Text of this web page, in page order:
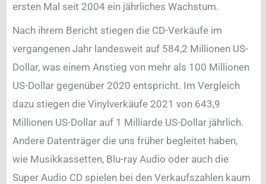
ersten Mal seit 2004 ein jährliches Wachstum.
Nach ihrem Bericht stiegen die CD-Verkäufe im
vergangenen Jahr landesweit auf 584,2 Millionen US-
Dollar, was einem Anstieg von mehr als 100 Millionen
US-Dollar gegenüber 2020 entspricht. Im Vergleich
dazu stiegen die Vinylverkäufe 2021 von 643,9
Millionen US-Dollar auf 1 Milliarde US-Dollar jährlich.
Andere Datenträger die uns früher begleitet haben,
wie Musikkassetten, Blu-ray Audio oder auch die
Super Audio CD spielen bei den Verkaufszahlen kaum